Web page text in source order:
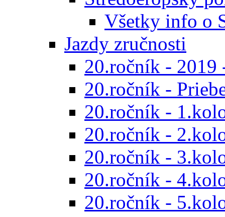
Všetky info o
Jazdy zručnosti
20.ročník - 2019
20.ročník -
20.ročník -
20.ročník -
20.ročník -
20.ročník -
20.ročník -